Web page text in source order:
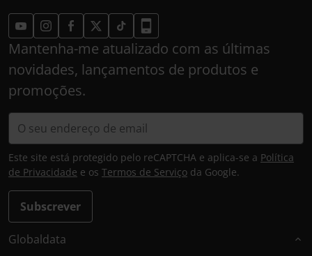
Mantenha-me atualizado com as últimas
novidades, lançamentos de produtos e
promoções.
Subscrever
Este site está protegido pelo reCAPTCHA e aplica-se a Política
de Privacidade e os Termos de Serviço da Google.
Globaldata